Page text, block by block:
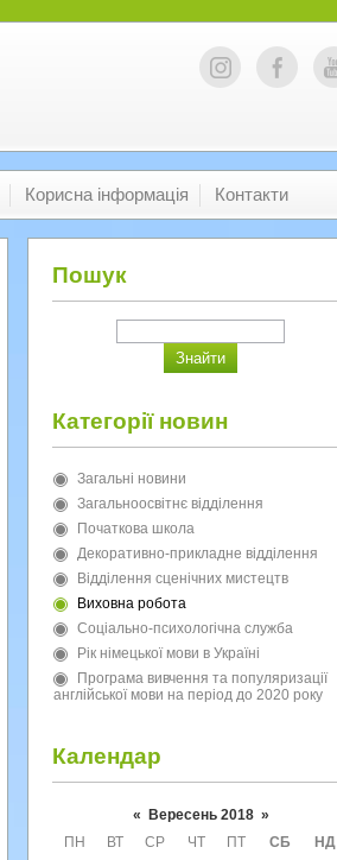
Корисна інформація Контакти
Пошук
Категорії новин
Загальні новини
Загальноосвітнє відділення
Початкова школа
Декоративно-прикладне відділення
Відділення сценічних мистецтв
Виховна робота
Соціально-психологічна служба
Рік німецької мови в Україні
Програма вивчення та популяризації
англійської мови на період до 2020 року
Календар
« Вересень 2018 »
ПН
ВТ СР ЧТ ПТ СБ
НД